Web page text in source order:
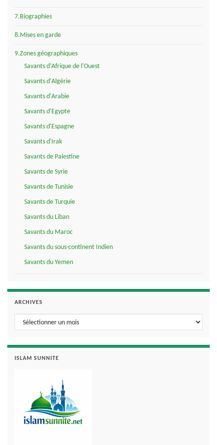
7.Biographies
8.Mises en garde
9.Zones géographiques
Savants d'Afrique de l'Ouest
Savants d'Algérie
Savants d'Arabie
Savants d'Egypte
Savants d'Espagne
Savants d'Irak
Savants de Palestine
Savants de Syrie
Savants de Tunisie
Savants de Turquie
Savants du Liban
Savants du Maroc
Savants du sous-continent Indien
Savants du Yemen
ARCHIVES
Archives
ISLAM SUNNITE